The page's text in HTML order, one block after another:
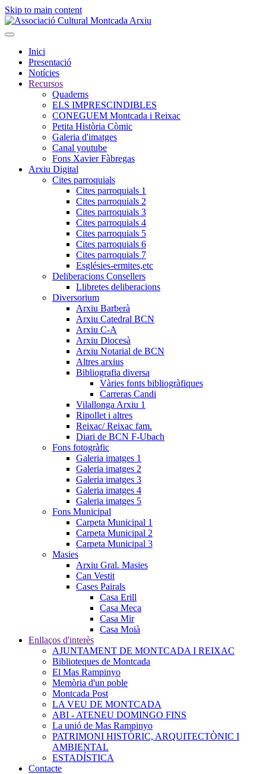
Skip to main content
Inici
Presentació
Notícies
Recursos
Quaderns
ELS IMPRESCINDIBLES
CONEGUEM Montcada i Reixac
Petita Història Còmic
Galeria d'imatges
Canal youtube
Fons Xavier Fàbregas
Arxiu Digital
Cites parroquials
Cites parroquials 1
Cites parroquials 2
Cites parroquials 3
Cites parroquials 4
Cites parroquials 5
Cites parroquials 6
Cites parroquials 7
Esglésies-ermites,etc
Deliberacions Consellers
Llibretes deliberacions
Diversorium
Arxiu Barberà
Arxiu Catedral BCN
Arxiu C-A
Arxiu Diocesà
Arxiu Notarial de BCN
Altres arxius
Bibliografia diversa
Vàries fonts bibliogràfiques
Carreras Candi
Vilallonga Arxiu 1
Ripollet i altres
Reixac/ Reixac fam.
Diari de BCN F-Ubach
Fons fotogràfic
Galeria imatges 1
Galeria imatges 2
Galeria imatges 3
Galeria imatges 4
Galeria imatges 5
Fons Municipal
Carpeta Municipal 1
Carpeta Municipal 2
Carpeta Municipal 3
Masies
Arxiu Gral. Masies
Can Vestit
Cases Pairals
Casa Erill
Casa Meca
Casa Mir
Casa Moià
Enllaços d'interès
AJUNTAMENT DE MONTCADA I REIXAC
Biblioteques de Montcada
El Mas Rampinyo
Memòria d'un poble
Montcada Post
LA VEU DE MONTCADA
ABI - ATENEU DOMINGO FINS
La unió de Mas Rampinyo
PATRIMONI HISTÒRIC, ARQUITECTÒNIC I
AMBIENTAL
ESTADÍSTICA
Contacte